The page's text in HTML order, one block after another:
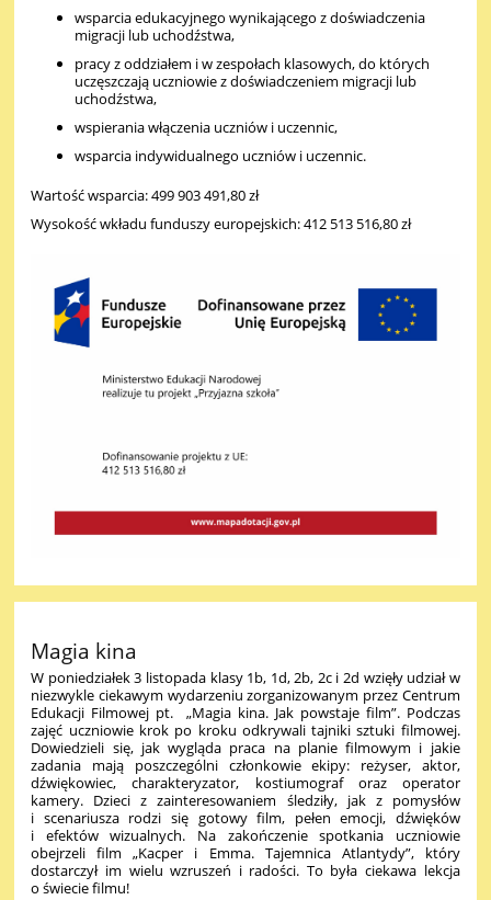
wsparcia edukacyjnego wynikającego z doświadczenia
migracji lub uchodźstwa,
pracy z oddziałem i w zespołach klasowych, do których
uczęszczają uczniowie z doświadczeniem migracji lub
uchodźstwa,
wspierania włączenia uczniów i uczennic,
wsparcia indywidualnego uczniów i uczennic.
Wartość wsparcia: 499 903 491,80 zł
Wysokość wkładu funduszy europejskich: 412 513 516,80 zł
Magia kina
W poniedziałek 3 listopada klasy 1b, 1d, 2b, 2c i 2d wzięły udział w
niezwykle ciekawym wydarzeniu zorganizowanym przez Centrum
Edukacji Filmowej pt.„Magia kina. Jak powstaje film”. Podczas
zajęć uczniowie krok po kroku odkrywali tajniki sztuki filmowej.
Dowiedzieli się, jak wygląda praca na planie filmowym i jakie
zadania mają poszczególni członkowie ekipy: reżyser, aktor,
dźwiękowiec, charakteryzator, kostiumograf oraz operator
kamery. Dzieci z zainteresowaniem śledziły, jak z pomysłów
i scenariusza rodzi się gotowy film, pełen emocji, dźwięków
i efektów wizualnych. Na zakończenie spotkania uczniowie
obejrzeli film „Kacper i Emma. Tajemnica Atlantydy”, który
dostarczył im wielu wzruszeń i radości. To była ciekawa lekcja
o świecie filmu!